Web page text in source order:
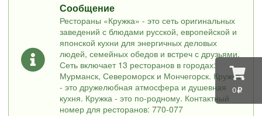
0
Сообщение
Рестораны «Кружка» - это сеть оригинальных
заведений с блюдами русской, европейской и
японской кухни для энергичных деловых
людей, семейных обедов и встреч с друзьями.
Сеть включает 13 ресторанов в городах:
Мурманск, Североморск и Мончегорск. Кружка
- это дружелюбная атмосфера и душевная
кухня. Кружка - это по-родному. Контактный
номер для ресторанов: 770-077